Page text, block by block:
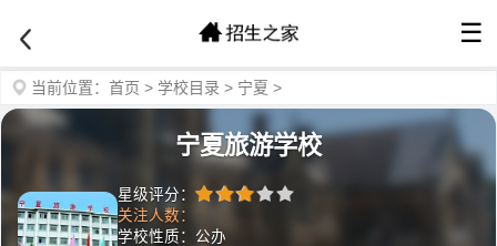
☰
当前位置： 首页 > 学校目录 > 宁夏 >
宁夏旅游学校
星级评分：
关注人数：
学校性质：公办